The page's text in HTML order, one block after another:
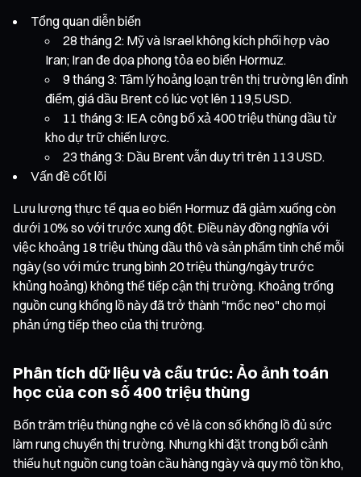
Tổng quan diễn biến
28 tháng 2: Mỹ và Israel không kích phối hợp vào
Iran; Iran đe dọa phong tỏa eo biển Hormuz.
9 tháng 3: Tâm lý hoảng loạn trên thị trường lên đỉnh
điểm, giá dầu Brent có lúc vọt lên 119,5 USD.
11 tháng 3: IEA công bố xả 400 triệu thùng dầu từ
kho dự trữ chiến lược.
23 tháng 3: Dầu Brent vẫn duy trì trên 113 USD.
Vấn đề cốt lõi
Lưu lượng thực tế qua eo biển Hormuz đã giảm xuống còn
dưới 10% so với trước xung đột. Điều này đồng nghĩa với
việc khoảng 18 triệu thùng dầu thô và sản phẩm tinh chế mỗi
ngày (so với mức trung bình 20 triệu thùng/ngày trước
khủng hoảng) không thể tiếp cận thị trường. Khoảng trống
nguồn cung khổng lồ này đã trở thành "mốc neo" cho mọi
phản ứng tiếp theo của thị trường.
Phân tích dữ liệu và cấu trúc: Ảo ảnh toán
học của con số 400 triệu thùng
Bốn trăm triệu thùng nghe có vẻ là con số khổng lồ đủ sức
làm rung chuyển thị trường. Nhưng khi đặt trong bối cảnh
thiếu hụt nguồn cung toàn cầu hàng ngày và quy mô tồn kho,